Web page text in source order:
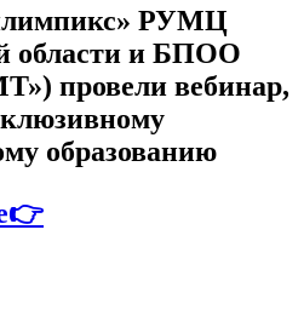
РУМЦ
области и БПОО
провели вебинар,
образованию